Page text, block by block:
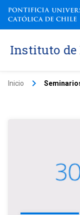
Instituto de
Inicio keyboard_arrow_right